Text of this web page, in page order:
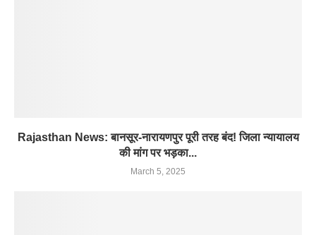
Rajasthan News: बानसूर-नारायणपुर पूरी तरह बंद! जिला न्यायालय
की मांग पर भड़का...
March 5, 2025